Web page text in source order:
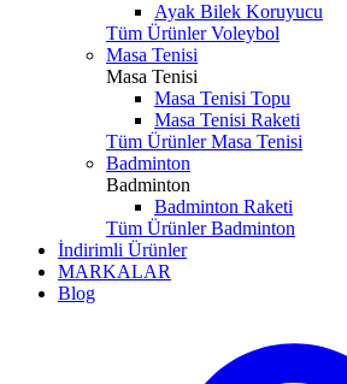
Ayak Bilek Koruyucu
Tüm Ürünler Voleybol
Masa Tenisi
Masa Tenisi
Masa Tenisi Topu
Masa Tenisi Raketi
Tüm Ürünler Masa Tenisi
Badminton
Badminton
Badminton Raketi
Tüm Ürünler Badminton
İndirimli Ürünler
MARKALAR
Blog